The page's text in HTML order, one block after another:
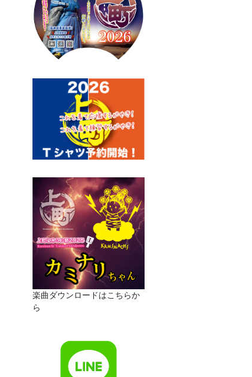
楽曲ダウンロードはこちらか
ら